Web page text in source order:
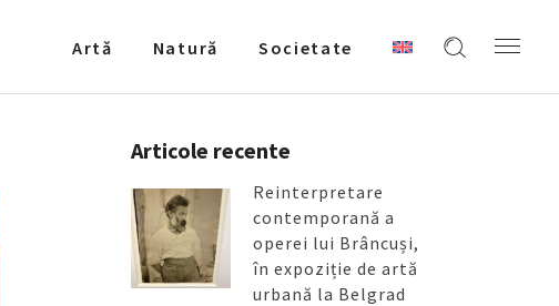
Artǎ Natură Societate
Articole recente
Reinterpretare
contemporană a
operei lui Brâncuși,
în expoziție de artă
urbană la Belgrad